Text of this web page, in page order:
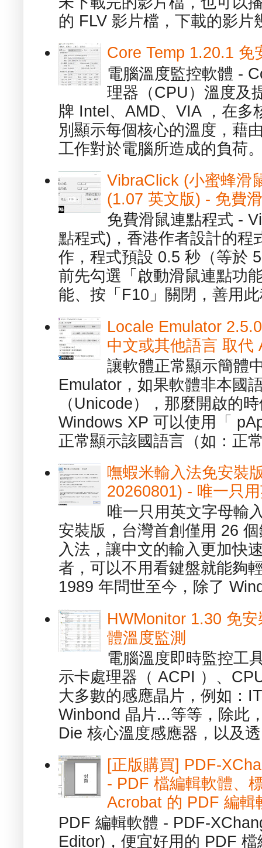
的 FLV 影片檔，下載的影片
Core Temp 1.20.1 免
電腦溫度監控軟體 -
理器（CPU）溫度及
牌 Intel、AMD、VIA ，在多
別顯示每個核心的溫度，藉
工作對於電腦所造成的負荷
VibraClick (小蜜蜂滑
(1.07 英文版) - 免費
免費滑鼠連點程式 -
點程式)，香港作者設計的程
作，程式預設 0.5 秒（等於
前先勾選「啟動滑鼠連點功
能、按「F10」關閉，善用
Locale Emulator
中文或其他語言 取代
讓軟體正常顯示簡體
Emulator，如果軟體非本國
（Unicode），那麼開啟的
Windows XP 可以使用「
正常顯示該國語言（如：正
嘸蝦米輸入法免安裝
20260801) - 唯一只
唯一只用英文字母輸
安裝版，台灣首創僅用 26
入法，讓中文的輸入更加快
者，可以不用看鍵盤就能夠
1989 年問世至今，除了
HWMonitor 1.30 免
體溫度監測
電腦溫度即時監控工
示卡處理器（ ACPI ）、
大多數的感應晶片，例如：
Winbond 晶片...等等，除此
Die 核心溫度感應器，以及
[正版購買] PDF-
- PDF 檔編輯軟體、
Acrobat 的 PDF 編輯
PDF 編輯軟體 - PDF-
Editor)，便宜好用的 PDF